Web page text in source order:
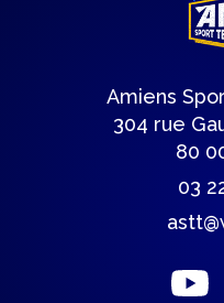
Amiens
304 rue
80
03